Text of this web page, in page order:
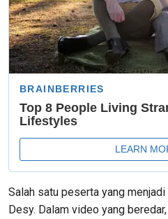
Salah satu peserta yang
Desy. Dalam video yang